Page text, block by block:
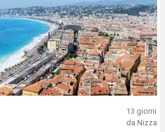
13 giorni
da Nizza